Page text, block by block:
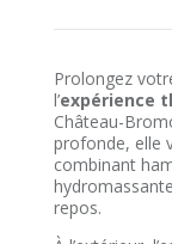
Prolongez
l’expérience
Château-
profonde, elle
combinant
repos.